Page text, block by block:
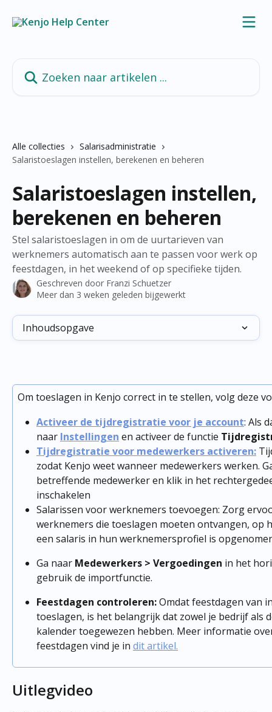
Alle collecties
Salarisadministratie
Salaristoeslagen instellen, berekenen en beheren
Salaristoeslagen instellen,
berekenen en beheren
Stel salaristoeslagen in om de uurtarieven van
werknemers automatisch aan te passen voor werk op
feestdagen, in het weekend of op specifieke tijden.
Geschreven door Franzi Schuetzer
Meer dan 3 weken geleden bijgewerkt
Inhoudsopgave
Om toeslagen in Kenjo correct in te stellen, volg deze
Activeer de tijdregistratie voor je account: Als
naar Instellingen en activeer de functie
Tijdregistratie voor medewerkers activeren:
zodat Kenjo weet wanneer medewerkers werken.
betreffende medewerker en klik in het
inschakelen
Salarissen voor werknemers toevoegen: Zorg
werknemers die toeslagen moeten ontvangen, op
een salaris in hun werknemersprofiel is
Ga naar Medewerkers > Vergoedingen in het
gebruik de importfunctie.
Feestdagen controleren: Omdat feestdagen van
toeslagen, is het belangrijk dat zowel je bedrijf als
kalender toegewezen hebben. Meer informatie
feestdagen vind je in dit artikel.
Uitlegvideo